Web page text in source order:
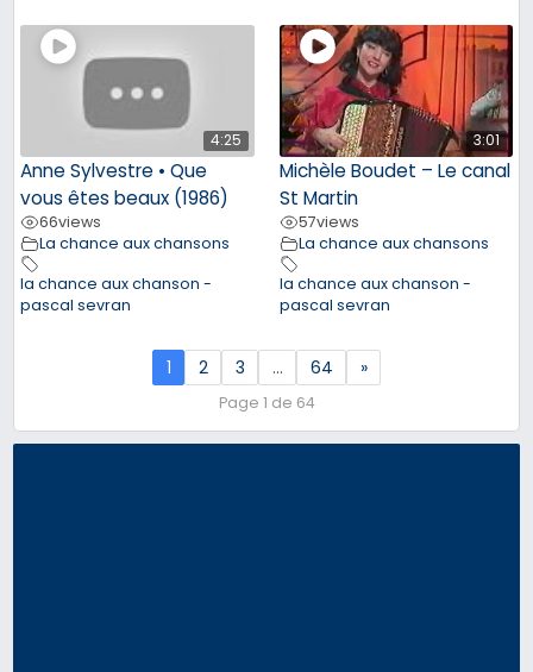
4:25
Anne Sylvestre • Que
vous êtes beaux (1986)
66views
La chance aux chansons
la chance aux chanson -
pascal sevran
3:01
Michèle Boudet – Le canal
St Martin
57views
La chance aux chansons
la chance aux chanson -
pascal sevran
1 2 3 … 64 »
Page 1 de 64